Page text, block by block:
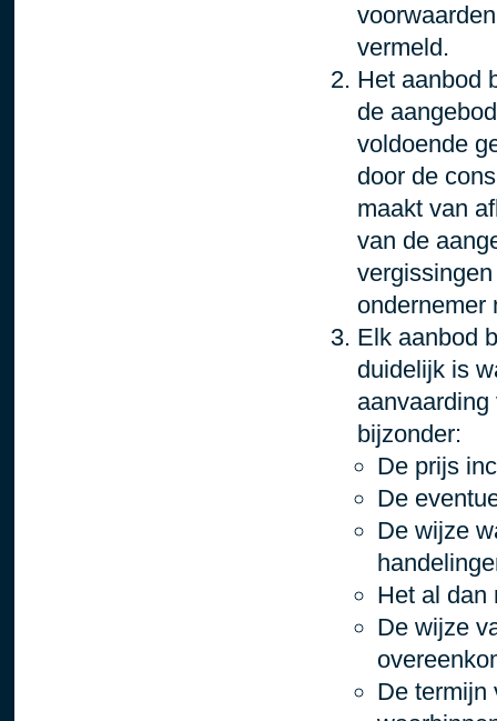
vermeld.
Het aanbod
de
voldoende
door de
maakt van
van de
ondernemer
Elk aanbod
duidelijk is
bijzonder:
De prijs
De
De wijze
Het al dan
De wijze
De termijn